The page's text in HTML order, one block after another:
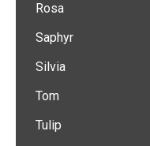
Rosa
Saphyr
Silvia
Tom
Tulip